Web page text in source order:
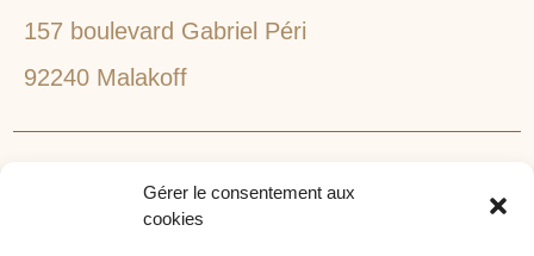
Gérer le consentement aux
cookies
157 boulevard Gabriel Péri
92240 Malakoff
1lieu1salle est spécialisé dans la recherche de lieux